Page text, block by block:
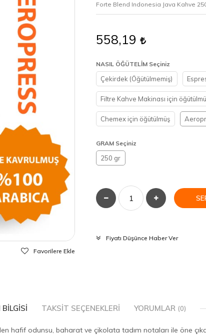
Favorilere Ekle
Forte Blend Indonesia Java Kahve
558,19
NASIL ÖĞÜTELİM Seçiniz
Çekirdek (Öğütülmemiş)
Filtre Kahve Makinası için
Chemex için öğütülmüş
GRAM Seçiniz
250 gr
Fiyatı Düşünce Haber Ver
BILGISI TAKSIT SEÇENEKLERI YORUMLAR (0)
hafif odunsu, baharat ve çikolata tadım notaları ile öne